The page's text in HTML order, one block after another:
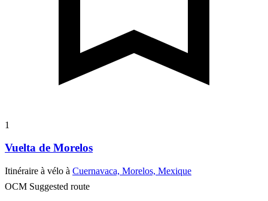
1
Vuelta de Morelos
Itinéraire à vélo à Cuernavaca, Morelos, Mexique
OCM Suggested route